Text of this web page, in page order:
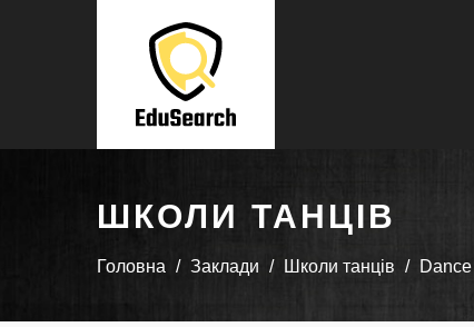
ШКОЛИ ТАНЦІВ
Головна Заклади Школи танців